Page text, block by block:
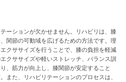
ーションが欠かせません。リハビリは、膝
関節の可動域を広げるための方法です。理
クササイズを行うことで、膝の負担を軽減
クササイズや軽いストレッチ、バランス訓
、筋力が向上し、膝関節が安定すること
また、リハビリテーションのプロセスは、